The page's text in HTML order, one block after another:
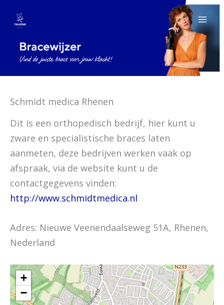
naar
inhoud
Schmidt medica Rhenen
Dit is een orthopedisch bedrijf, hier kunt u
zware en specialistische braces laten
aanmeten, deze bedrijven werken vaak op
afspraak, via de website kunt u de
contactgegevens vinden:
http://www.schmidtmedica.nl
Adres: Nieuwe Veenendaalseweg 51A, Rhenen,
Nederland
+
−